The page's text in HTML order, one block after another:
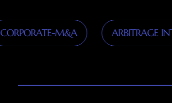
M&A ARBITRAGE